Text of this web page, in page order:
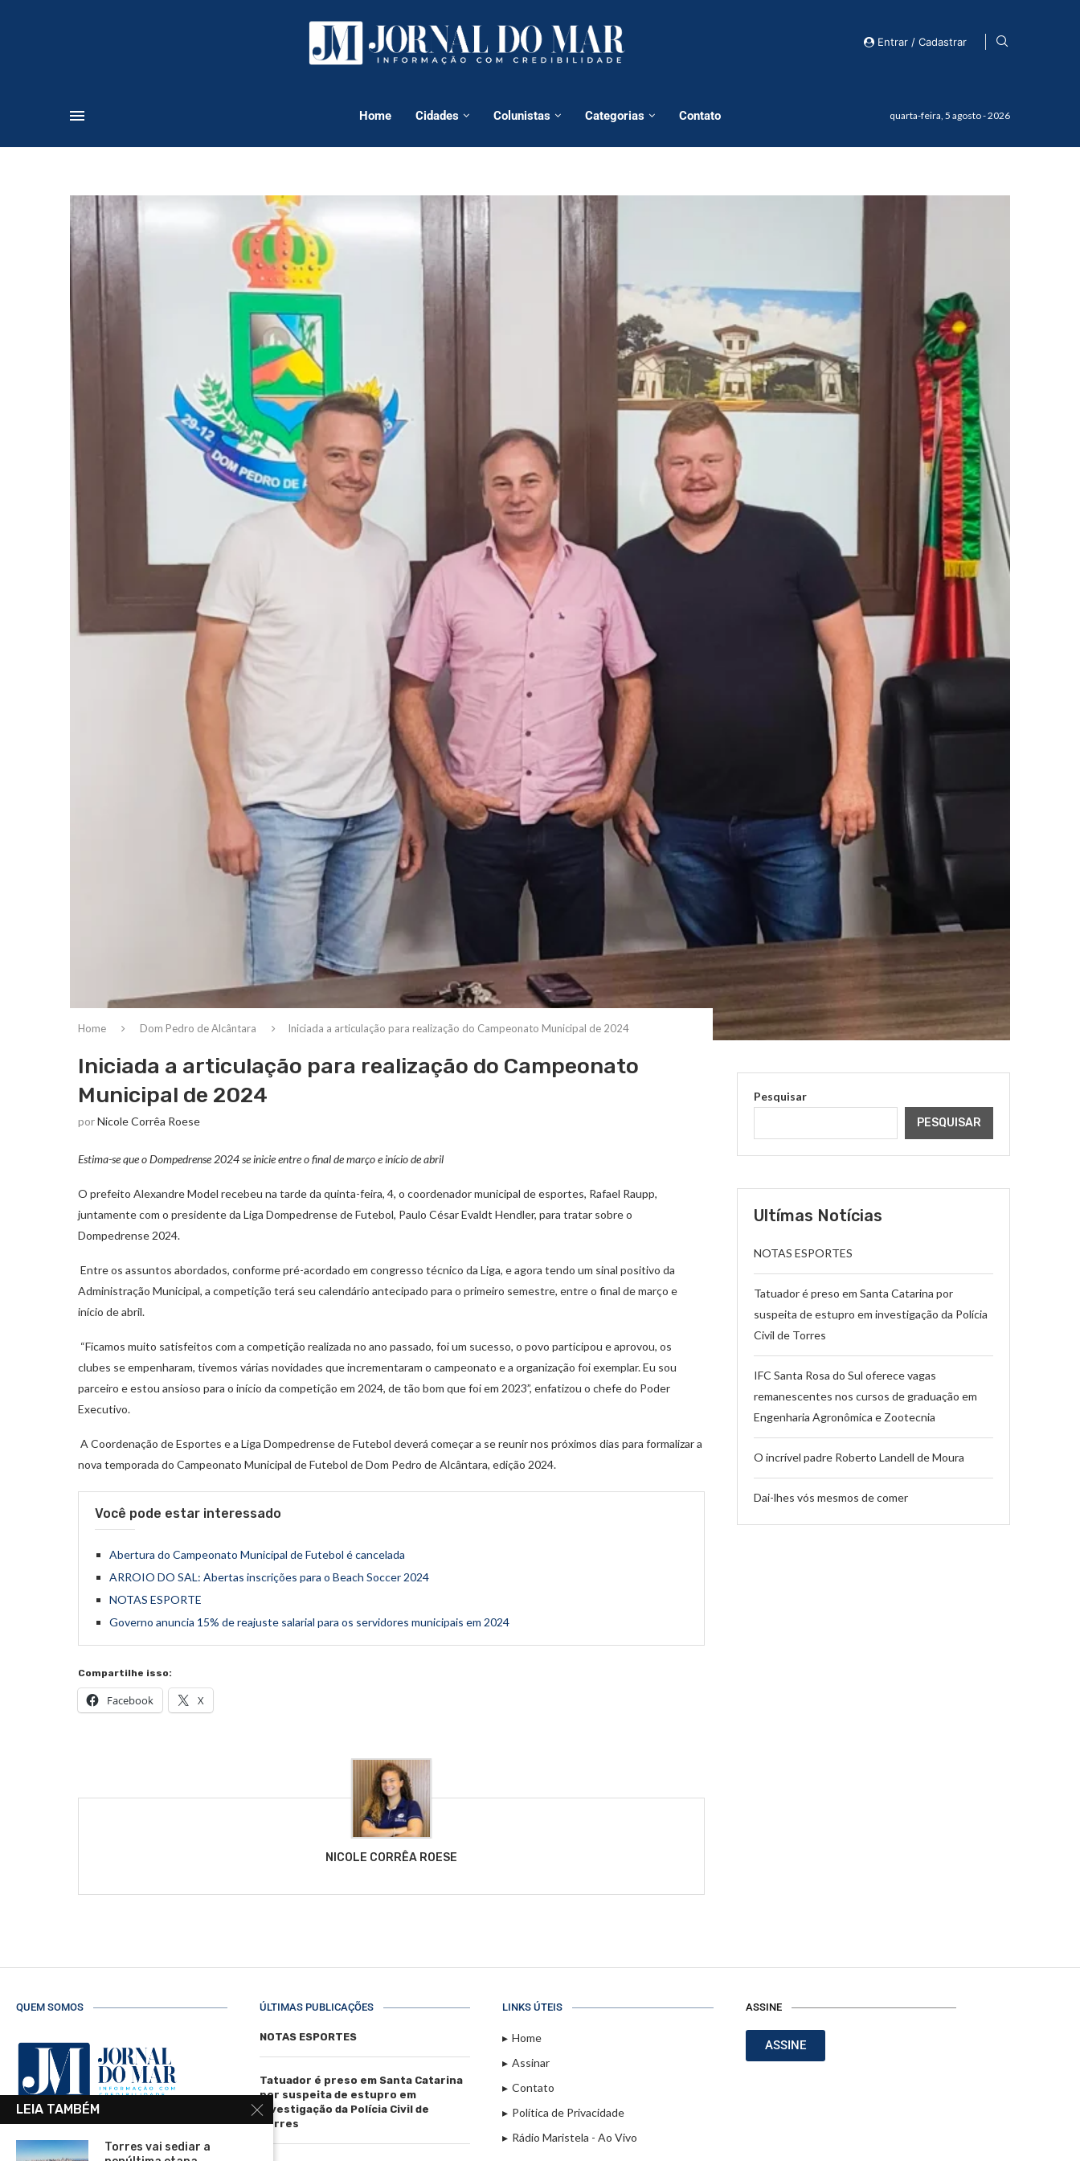
Entrar / Cadastrar
Home Cidades Colunistas Categorias Contato quarta-feira, 5 agosto - 2026
Home Dom Pedro de Alcântara Iniciada a articulação para realização do Campeonato Municipal de 2024
Iniciada a articulação para realização do Campeonato
Municipal de 2024
porNicole Corrêa Roese
Estima-se que o Dompedrense 2024 se inicie entre o final de março e início de abril
O prefeito Alexandre Model recebeu na tarde da quinta-feira, 4, o coordenador municipal de esportes, Rafael Raupp,
juntamente com o presidente da Liga Dompedrense de Futebol, Paulo César Evaldt Hendler, para tratar sobre o
Dompedrense 2024.
Entre os assuntos abordados, conforme pré-acordado em congresso técnico da Liga, e agora tendo um sinal positivo da
Administração Municipal, a competição terá seu calendário antecipado para o primeiro semestre, entre o final de março e
início de abril.
“Ficamos muito satisfeitos com a competição realizada no ano passado, foi um sucesso, o povo participou e aprovou, os
clubes se empenharam, tivemos várias novidades que incrementaram o campeonato e a organização foi exemplar. Eu sou
parceiro e estou ansioso para o início da competição em 2024, de tão bom que foi em 2023”, enfatizou o chefe do Poder
Executivo.
A Coordenação de Esportes e a Liga Dompedrense de Futebol deverá começar a se reunir nos próximos dias para formalizar a
nova temporada do Campeonato Municipal de Futebol de Dom Pedro de Alcântara, edição 2024.
Você pode estar interessado
Abertura do Campeonato Municipal de Futebol é cancelada
ARROIO DO SAL: Abertas inscrições para o Beach Soccer 2024
NOTAS ESPORTE
Governo anuncia 15% de reajuste salarial para os servidores municipais em 2024
Compartilhe isso:
Facebook X
NICOLE CORRÊA ROESE
Pesquisar
PESQUISAR
Ultímas Notícias
NOTAS ESPORTES
Tatuador é preso em Santa Catarina por
suspeita de estupro em investigação da Polícia
Civil de Torres
IFC Santa Rosa do Sul oferece vagas
remanescentes nos cursos de graduação em
Engenharia Agronômica e Zootecnia
O incrível padre Roberto Landell de Moura
Dai-lhes vós mesmos de comer
QUEM SOMOS
Centro, Torres - RS, 95560-000
ÚLTIMAS PUBLICAÇÕES
NOTAS ESPORTES
Tatuador é preso em Santa Catarina
por suspeita de estupro em
investigação da Polícia Civil de
Torres
LINKS ÚTEIS
Home
Assinar
Contato
Política de Privacidade
Rádio Maristela - Ao Vivo
ASSINE
ASSINE
LEIA TAMBÉM
Torres vai sediar a